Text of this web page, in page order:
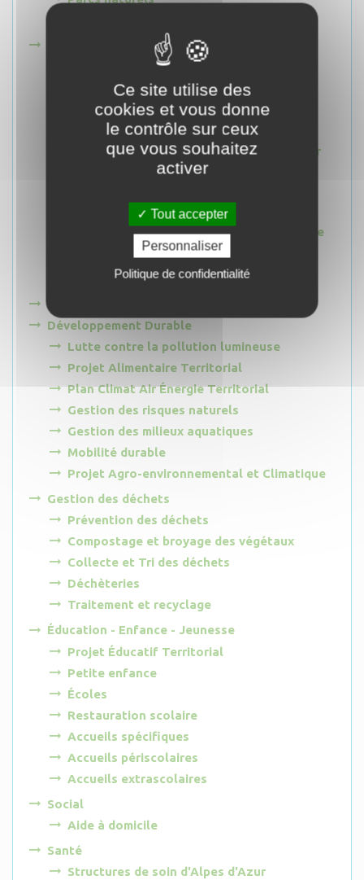
Grands projets touristiques
Les Balcons des gorges
La Cabane aux Lézards
La Grotte du Chat
Mise en tourisme de la RICE Alpes Azur
Mercantour
Le Sentier des Alpages
Promotion - Communication touristique
Programme Espace Valléen
Alpes d'Azur Tourisme
Développement Durable
Lutte contre la pollution lumineuse
Projet Alimentaire Territorial
Plan Climat Air Énergie Territorial
Gestion des risques naturels
Gestion des milieux aquatiques
Mobilité durable
Projet Agro-environnemental et Climatique
Gestion des déchets
Prévention des déchets
Compostage et broyage des végétaux
Collecte et Tri des déchets
Déchèteries
Traitement et recyclage
Éducation - Enfance - Jeunesse
Projet Éducatif Territorial
Petite enfance
Écoles
Restauration scolaire
Accueils spécifiques
Accueils périscolaires
Accueils extrascolaires
Social
Aide à domicile
Santé
Structures de soin d'Alpes d'Azur
Ce site utilise des
cookies et vous donne
le contrôle sur ceux
que vous souhaitez
activer
Tout accepter
Personnaliser
Politique de confidentialité